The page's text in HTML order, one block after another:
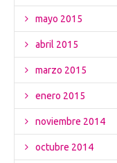
mayo 2015
abril 2015
marzo 2015
enero 2015
noviembre 2014
octubre 2014